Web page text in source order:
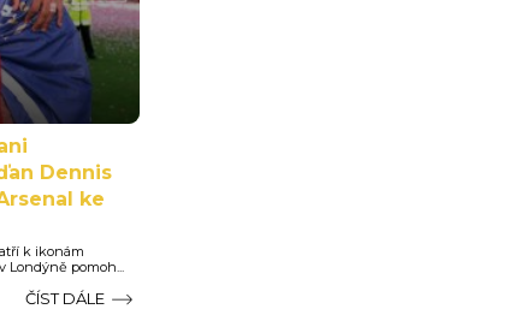
Dennis
ke
k ikonám
Londýně pomoh...
ČÍST DÁLE